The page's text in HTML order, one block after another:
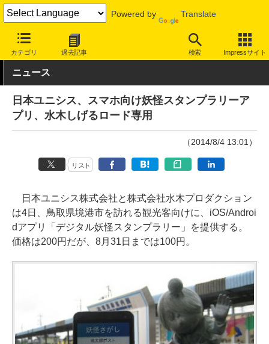
Powered by Translate
カテゴリ 過去記事 検索 Impressサイト
INTERNET Watch トピック
ニュース
日本ユニシス、スマホ向け妖怪スタンプラリーア
プリ、水木しげるロード専用
（2014/8/4 13:01）
リスト
日本ユニシス株式会社と株式会社水木プロダクション
は4日、鳥取県境港市を訪れる観光客向けに、iOS/Androi
dアプリ「デジタル妖怪スタンプラリー」を提供する。
価格は200円だが、8月31日までは100円。